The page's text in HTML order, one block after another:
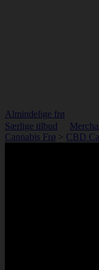
Almindelige frø
Særlige tilbud
Cannabis Frø > CBD